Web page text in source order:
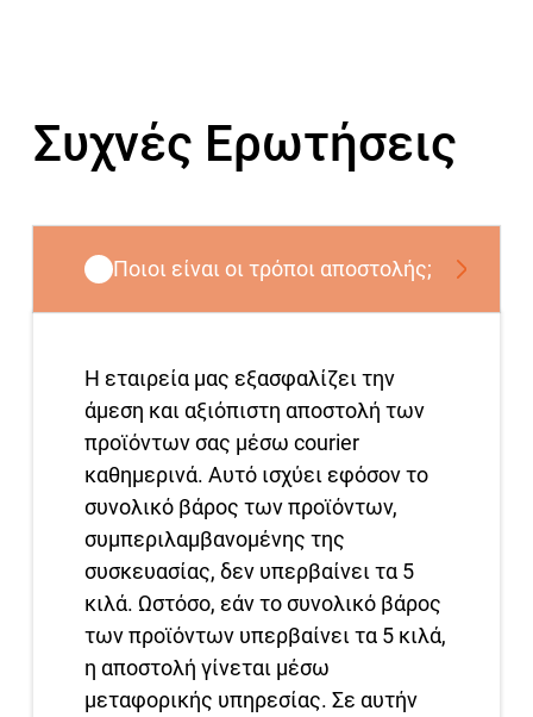
Συχνές Ερωτήσεις
Ποιοι είναι οι τρόποι αποστολής;
Η εταιρεία μας εξασφαλίζει την
άμεση και αξιόπιστη αποστολή των
προϊόντων σας μέσω courier
καθημερινά. Αυτό ισχύει εφόσον το
συνολικό βάρος των προϊόντων,
συμπεριλαμβανομένης της
συσκευασίας, δεν υπερβαίνει τα 5
κιλά. Ωστόσο, εάν το συνολικό βάρος
των προϊόντων υπερβαίνει τα 5 κιλά,
η αποστολή γίνεται μέσω
μεταφορικής υπηρεσίας. Σε αυτήν